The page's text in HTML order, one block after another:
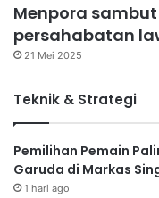
Menpora
persahabatan
21 Mei 2025
Teknik & Strategi
Pemilihan Pemain
Garuda di Markas
1 hari ago